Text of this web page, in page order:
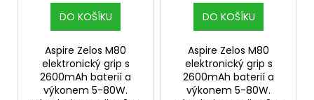
DO KOŠÍKU
Aspire Zelos M80
elektronický grip s
2600mAh baterií a
výkonem 5-80W.
DO KOŠÍKU
Aspire Zelos M80
elektronický grip s
2600mAh baterií a
výkonem 5-80W.